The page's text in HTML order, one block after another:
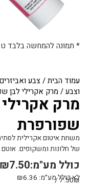
עמוד הבית/צבע ואביזרים
וצבע/ מרק אקרילי לבן
מרק אקרילי
שפורפרת
משחת איטום אקרילית
של חלונות ומשקופים. אוטם
₪7.50כולל מע"מ:
לא כולל מע״מ: ₪6.36
7.50₪ /
* תמונה להמחשה בלבד